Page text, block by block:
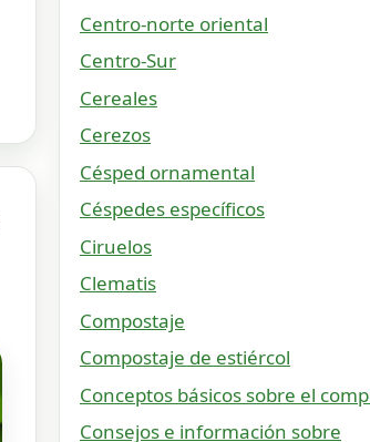
Centro-norte oriental
Centro-Sur
Cereales
Cerezos
Césped ornamental
Céspedes específicos
Ciruelos
Clematis
Compostaje
Compostaje de estiércol
Conceptos básicos sobre el
Consejos e información sobre